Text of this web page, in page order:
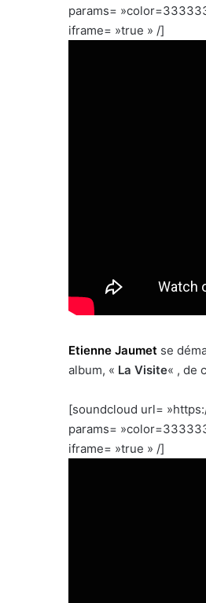
params=
iframe= »true » /]
Etienne Jaumet se
album, « La Visite« , de
[soundcloud url=
params=
iframe= »true » /]